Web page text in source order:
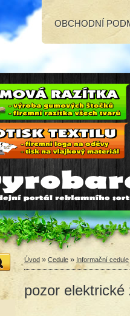
OBCHODNÍ
Úvod » Cedule » Informační cedule
pozor